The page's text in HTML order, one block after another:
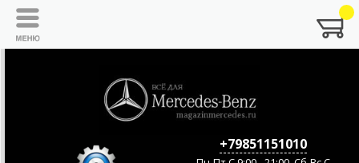
+79851151010